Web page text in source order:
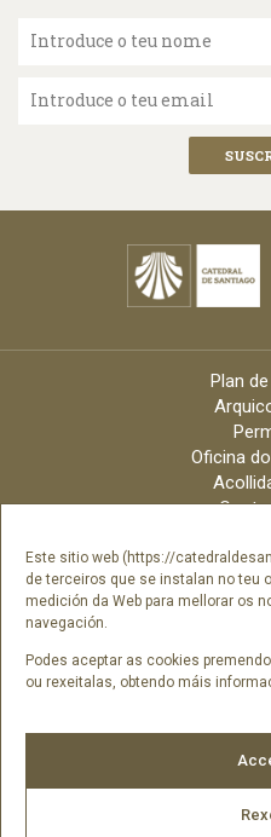
Este sitio web (https://
de terceiros que se instalan no teu
medición da Web para mellorar os
navegación.
Podes aceptar as cookies
ou rexeitalas, obtendo máis
Introduce o teu nome
Introduce o teu email
Plan
Oficina